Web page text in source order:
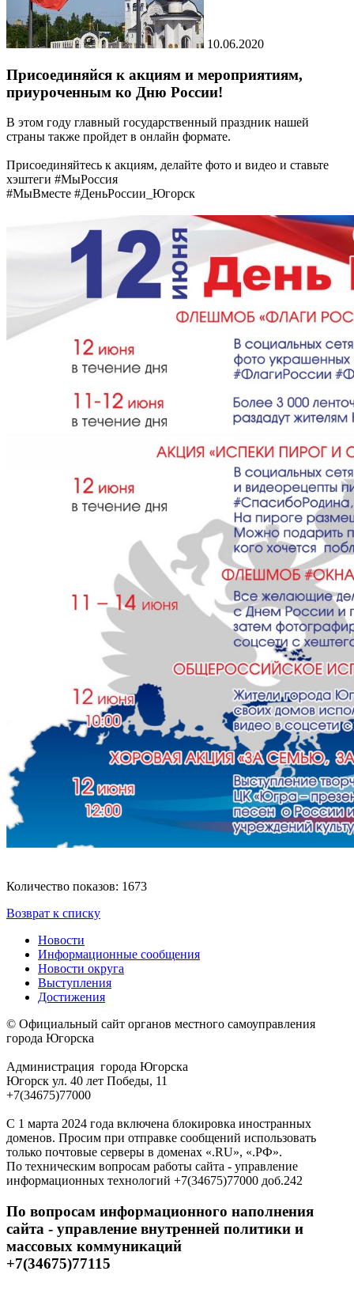
10.06.2020
Присоединяйся к акциям и мероприятиям,
приуроченным ко Дню России!
В этом году главный государственный праздник нашей
страны также пройдет в онлайн формате.
Присоединяйтесь к акциям, делайте фото и видео и ставьте
хэштеги #МыРоссия
#МыВместе #ДеньРоссии_Югорск
Количество показов: 1673
Возврат к списку
Новости
Информационные сообщения
Новости округа
Выступления
Достижения
© Официальный сайт органов местного самоуправления
города Югорска
Администрация города Югорска
Югорск ул. 40 лет Победы, 11
+7(34675)77000
С 1 марта 2024 года включена блокировка иностранных
доменов. Просим при отправке сообщений использовать
только почтовые серверы в доменах «.RU», «.РФ».
По техническим вопросам работы сайта - управление
информационных технологий +7(34675)77000 доб.242
По вопросам информационного наполнения
сайта - управление внутренней политики и
массовых коммуникаций
+7(34675)77115